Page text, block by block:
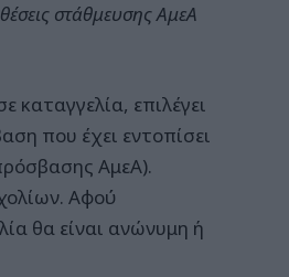
στάθμευσης ΑμεΑ
επιλέγει
που έχει εντοπίσει
ΑμεΑ).
Αφού
θα είναι ανώνυμη ή